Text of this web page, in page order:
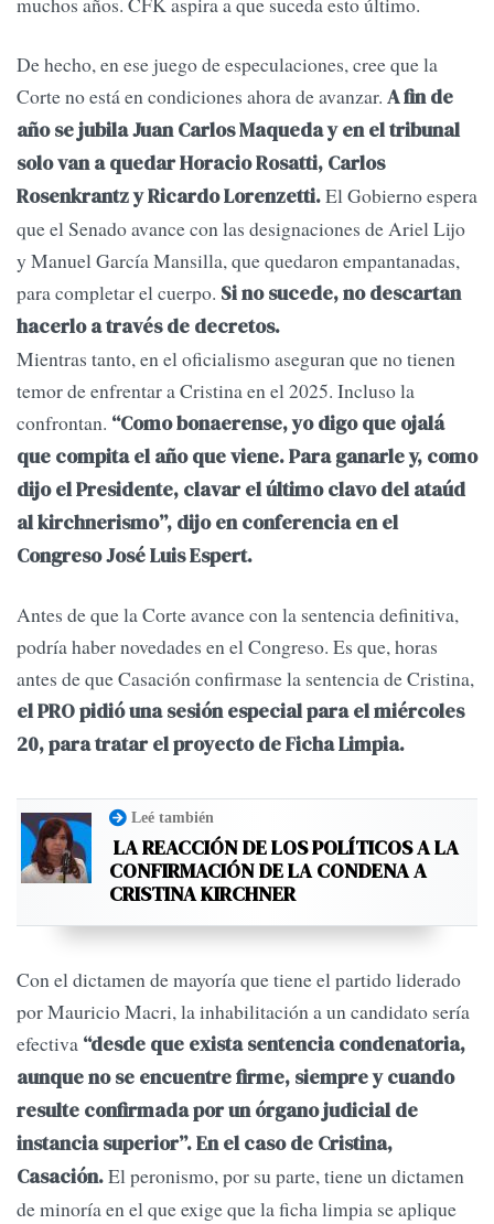
De hecho, en ese juego de especulaciones, cree que la
Corte no está en condiciones ahora de avanzar. A fin de
año se jubila Juan Carlos Maqueda y en el tribunal
solo van a quedar Horacio Rosatti, Carlos
Rosenkrantz y Ricardo Lorenzetti.El Gobierno espera
que el Senado avance con las designaciones de Ariel Lijo
y Manuel García Mansilla, que quedaron empantanadas,
para completar el cuerpo. Si no sucede, no descartan
hacerlo a través de decretos.
Mientras tanto, en el oficialismo aseguran que no tienen
temor de enfrentar a Cristina en el 2025. Incluso la
confrontan. “Como bonaerense, yo digo que ojalá
que compita el año que viene. Para ganarle y, como
dijo el Presidente, clavar el último clavo del ataúd
al kirchnerismo”, dijo en conferencia en el
Congreso José Luis Espert.
Antes de que la Corte avance con la sentencia definitiva,
podría haber novedades en el Congreso. Es que, horas
antes de que Casación confirmase la sentencia de Cristina,
el PRO pidió una sesión especial para el miércoles
20, para tratar el proyecto de Ficha Limpia.
Leé también
LA REACCIÓN DE LOS POLÍTICOS A LA
CONFIRMACIÓN DE LA CONDENA A
CRISTINA KIRCHNER
Con el dictamen de mayoría que tiene el partido liderado
por Mauricio Macri, la inhabilitación a un candidato sería
efectiva “desde que exista sentencia condenatoria,
aunque no se encuentre firme, siempre y cuando
resulte confirmada por un órgano judicial de
instancia superior”. En el caso de Cristina,
Casación.El peronismo, por su parte, tiene un dictamen
de minoría en el que exige que la ficha limpia se aplique